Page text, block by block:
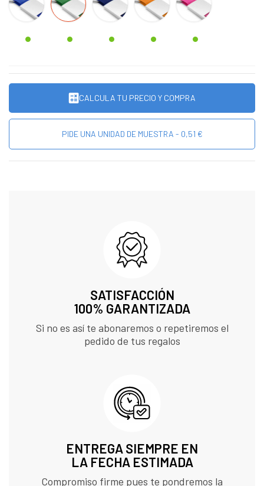
CALCULA TU PRECIO Y COMPRA
PIDE UNA UNIDAD DE MUESTRA - 0,51 €
SATISFACCIÓN
100% GARANTIZADA
Si no es así te abonaremos o repetiremos el
pedido de tus regalos
ENTREGA SIEMPRE EN
LA FECHA ESTIMADA
Compromiso firme pues te pondremos la